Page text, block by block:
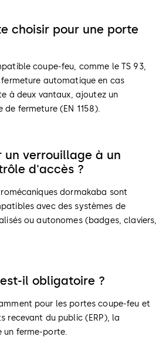
choisir pour une porte
coupe-feu, comme le TS 93,
automatique en cas
à deux vantaux, ajoutez un
de fermeture (EN 1158).
un verrouillage à un
d'accès ?
dormakaba sont
avec des systèmes de
ou autonomes (badges, claviers,
il obligatoire ?
pour les portes coupe-feu et
recevant du public (ERP), la
un ferme-porte.